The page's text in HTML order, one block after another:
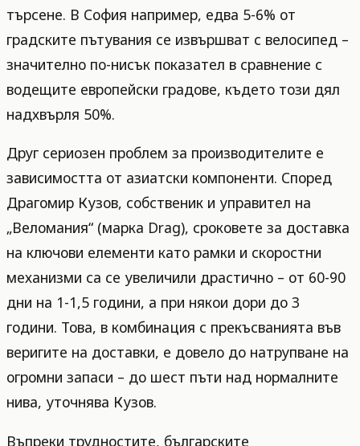
търсене. В София например, едва 5-6% от
градските пътувания се извършват с велосипед –
значително по-нисък показател в сравнение с
водещите европейски градове, където този дял
надхвърля 50%.
Друг сериозен проблем за производителите е
зависимостта от азиатски компоненти. Според
Драгомир Кузов, собственик и управител на
„Веломания“ (марка Drag), сроковете за доставка
на ключови елементи като рамки и скоростни
механизми са се увеличили драстично – от 60-90
дни на 1-1,5 години, а при някои дори до 3
години. Това, в комбинация с прекъсванията във
веригите на доставки, е довело до натрупване на
огромни запаси – до шест пъти над нормалните
нива, уточнява Кузов.
Въпреки трудностите, българските